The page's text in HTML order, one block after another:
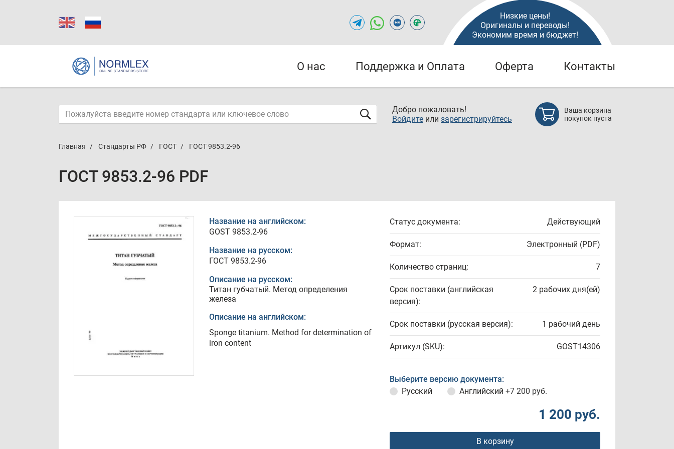
Низкие цены!
Оригиналы и переводы!
Экономим время и бюджет!
О нас Поддержка и Оплата Оферта Контакты
Добро пожаловать!
Войдите или зарегистрируйтесь
Ваша корзина
покупок пуста
Главная Стандарты РФ ГОСТ ГОСТ 9853.2-96
ГОСТ 9853.2-96 PDF
Название на английском:
GOST 9853.2-96
Название на русском:
ГОСТ 9853.2-96
Описание на русском:
Титан губчатый. Метод определения
железа
Описание на английском:
Sponge titanium. Method for determination of
iron content
Статус документа: Действующий
Формат: Электронный (PDF)
Количество страниц: 7
Срок поставки (английская
версия):
2 рабочих дня(ей)
Срок поставки (русская версия): 1 рабочий день
Артикул (SKU): GOST14306
Выберите версию документа:
Русский
Английский +7 200 руб.
1 200 руб.
В корзину